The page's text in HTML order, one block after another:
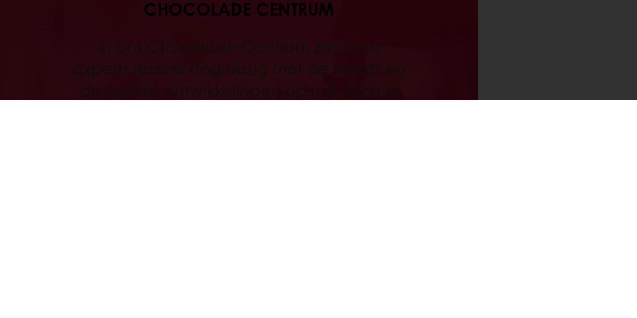
CHOCOLADE CENTRUM
In ons Chocolade Centrum zijn onze
experts iedere dag bezig met de trends en
de laatste ontwikkelingen op het gebied